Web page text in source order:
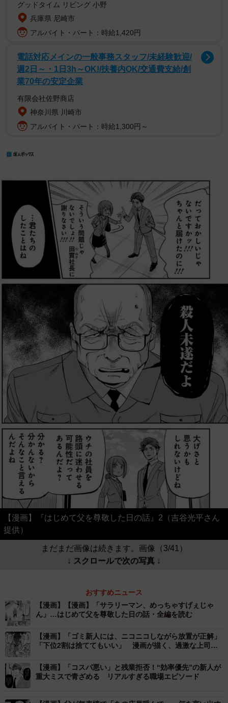
グッドタイム リビング 小野
兵庫県 尼崎市
アルバイト・パート：時給1,420円
電話対応メインの一般事務スタッフ/未経験歓迎/
週2日～・1日3h～OK!/扶養内OK/交通費支給/創
業70年の安定企業
有限会社佐野商店
神奈川県 川崎市
アルバイト・パート：時給1,300円～
【漫画】『はじめて父を尊敬した日の話』2（吉谷光平さん
提供）
まだまだ画像は続きます。画像（3/41）
↓ スクロールで次の写真 ↓
おすすめニュース
【漫画】【漫画】「サラリーマン、めっちゃすげぇじゃ
ん」…はじめて父を尊敬した日の話・全編を読む
【漫画】「ゴミ新人には、ニコニコしながら放置が正解」
「下位2割は捨ててもいい」 漫画が描く、過激な上司
【漫画】「コスパ悪い」と残業拒否！“効率優先”の新人が
重大ミスで青ざめる リアルすぎる職場エピソード